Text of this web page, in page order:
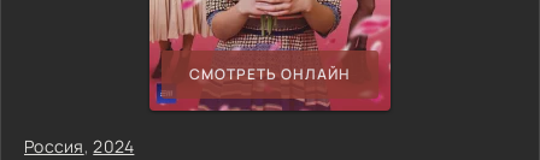
СМОТРЕТЬ ОНЛАЙН
Россия,2024